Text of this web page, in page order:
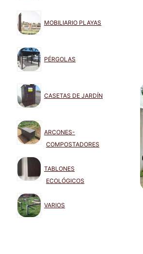
MOBILIARIO PLAYAS
PÉRGOLAS
CASETAS DE JARDÍN
ARCONES-
COMPOSTADORES
TABLONES
ECOLÓGICOS
VARIOS